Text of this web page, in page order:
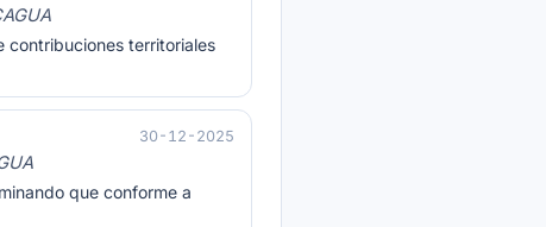
contribuciones territoriales
30-12-2025
que conforme a